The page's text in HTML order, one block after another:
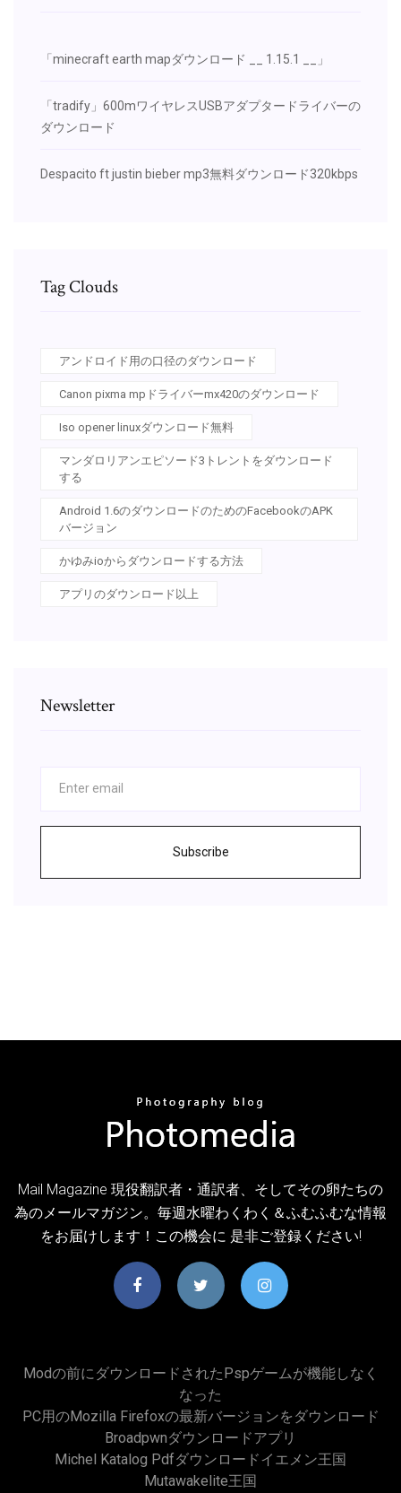
「minecraft earth mapダウンロード __ 1.15.1 __」
「tradify」600mワイヤレスUSBアダプタードライバーの
ダウンロード
Despacito ft justin bieber mp3無料ダウンロード320kbps
Tag Clouds
アンドロイド用の口径のダウンロード
Canon pixma mpドライバーmx420のダウンロード
Iso opener linuxダウンロード無料
マンダロリアンエピソード3トレントをダウンロード
する
Android 1.6のダウンロードのためのFacebookのAPK
バージョン
かゆみioからダウンロードする方法
アプリのダウンロード以上
Newsletter
Subscribe
Mail Magazine 現役翻訳者・通訳者、そしてその卵たちの
為のメールマガジン。毎週水曜わくわく＆ふむふむな情報
をお届けします！この機会に 是非ご登録ください!
Modの前にダウンロードされたpspゲームが機能しなく
なった
PC用のMozilla Firefoxの最新バージョンをダウンロード
Broadpwnダウンロードアプリ
Michel Katalog Pdfダウンロードイエメン王国
Mutawakelite王国